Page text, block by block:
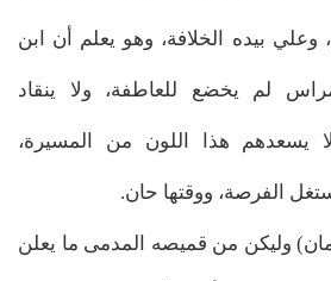
بيده الخلافة، وهو يعلم أن ابن
لم يخضع للعاطفة، ولا ينقاد
يسعدهم هذا اللون من المسيرة،
الفرصة، ووقتها حان.
وليكن من قميصه المدمى ما يعلن